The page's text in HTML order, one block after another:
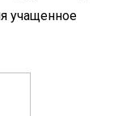
учащенное